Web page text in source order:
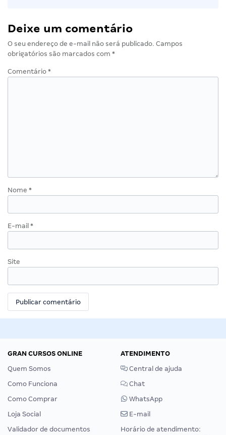
Deixe um comentário
O seu endereço de e-mail não será publicado. Campos
obrigatórios são marcados com *
Comentário *
Nome *
E-mail *
Site
GRAN CURSOS ONLINE
Quem Somos
Como Funciona
Como Comprar
Loja Social
Validador de documentos
ATENDIMENTO
Central de ajuda
Chat
WhatsApp
E-mail
Horário de atendimento: